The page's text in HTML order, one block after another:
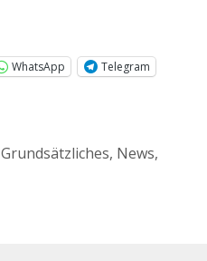
WhatsApp
Telegram
Grundsätzliches, News,